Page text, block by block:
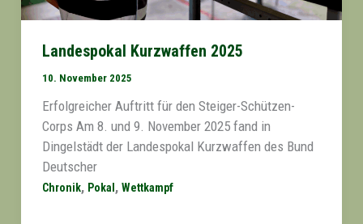
Landespokal Kurzwaffen 2025
10. November 2025
Erfolgreicher Auftritt für den Steiger-Schützen-
Corps Am 8. und 9. November 2025 fand in
Dingelstädt der Landespokal Kurzwaffen des Bund
Deutscher
Chronik, Pokal , Wettkampf